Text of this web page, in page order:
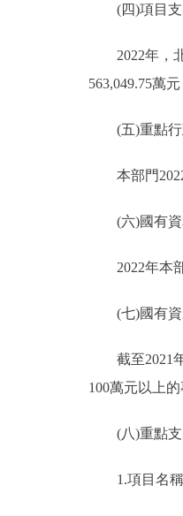
(四)項目支
2022年，北
563,049.75萬
(五)重點行
本部門2022
(六)國有資
2022年本部
(七)國有資
截至2021年
100萬元以上
(八)重點支
1.項目名稱